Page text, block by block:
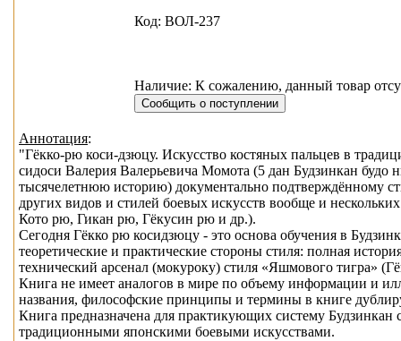
Код: ВОЛ-237
Наличие: К сожалению, данный товар
Аннотация:
"Гёкко-рю коси-дзюцу. Искусство костяных пальцев в
сидоси Валерия Валерьевича Момота (5 дан Будзинкан
тысячелетнюю историю) документально подтверждённому
других видов и стилей боевых искусств вообще и
Кото рю, Гикан рю, Гёкусин рю и др.).
Сегодня Гёкко рю косидзюцу - это основа обучения в
теоретические и практические стороны стиля: полная
технический арсенал (мокуроку) стиля «Яшмового тигра»
Книга не имеет аналогов в мире по объему информации и
названия, философские принципы и термины в книге
Книга предназначена для практикующих систему
традиционными японскими боевыми искусствами.